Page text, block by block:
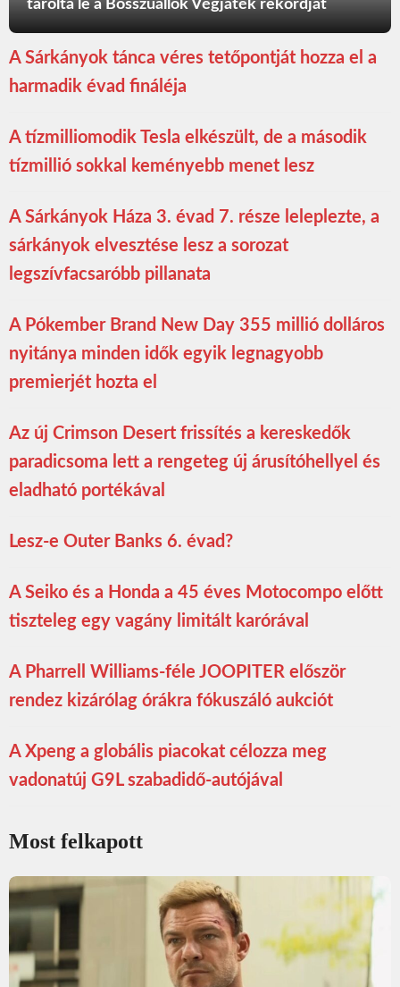
tarolta le a Bosszúállók Végjáték rekordját
A Sárkányok tánca véres tetőpontját hozza el a
harmadik évad fináléja
A tízmilliomodik Tesla elkészült, de a második
tízmillió sokkal keményebb menet lesz
A Sárkányok Háza 3. évad 7. része leleplezte, a
sárkányok elvesztése lesz a sorozat
legszívfacsaróbb pillanata
A Pókember Brand New Day 355 millió dolláros
nyitánya minden idők egyik legnagyobb
premierjét hozta el
Az új Crimson Desert frissítés a kereskedők
paradicsoma lett a rengeteg új árusítóhellyel és
eladható portékával
Lesz-e Outer Banks 6. évad?
A Seiko és a Honda a 45 éves Motocompo előtt
tiszteleg egy vagány limitált karórával
A Pharrell Williams-féle JOOPITER először
rendez kizárólag órákra fókuszáló aukciót
A Xpeng a globális piacokat célozza meg
vadonatúj G9L szabadidő-autójával
Most felkapott